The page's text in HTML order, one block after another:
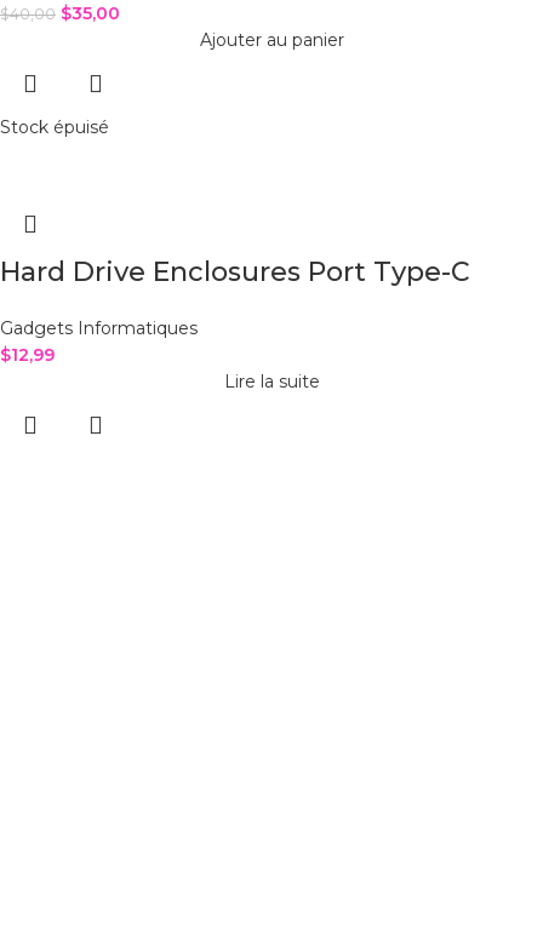
$40,00 $35,00
Ajouter au panier
Stock épuisé
Hard Drive Enclosures Port Type-C
Gadgets Informatiques
$12,99
Lire la suite